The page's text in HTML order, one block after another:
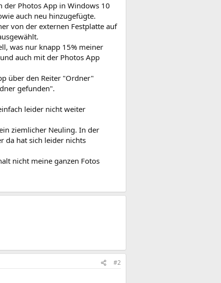
der Photos App in Windows 10
auch neu hinzugefügte.
von der externen Festplatte auf
was nur knapp 15% meiner
auch mit der Photos App
über den Reiter "Ordner"
gefunden".
leider nicht weiter
ziemlicher Neuling. In der
da hat sich leider nichts
nicht meine ganzen Fotos
#2